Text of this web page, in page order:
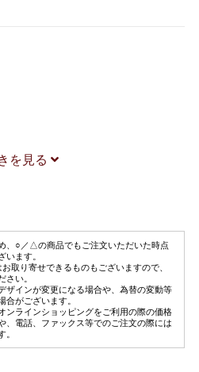
編曲）
を見る
、○／△の商品でもご注文いただいた時点
います。
取り寄せできるものもございますので、
さい。
ザインが変更になる場合や、為替の変動等
合がございます。
ンラインショッピングをご利用の際の価格
、電話、ファックス等でのご注文の際には
。